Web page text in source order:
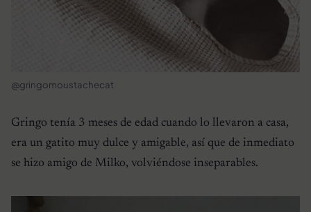
@gringomoustachecat
Gringo tenía 3 meses de edad cuando lo llevaron a casa,
era un gatito muy dulce y amigable, así que de inmediato
se hizo amigo de Milko, volviéndose inseparables.